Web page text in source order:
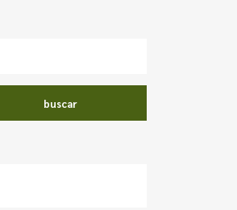
buscar